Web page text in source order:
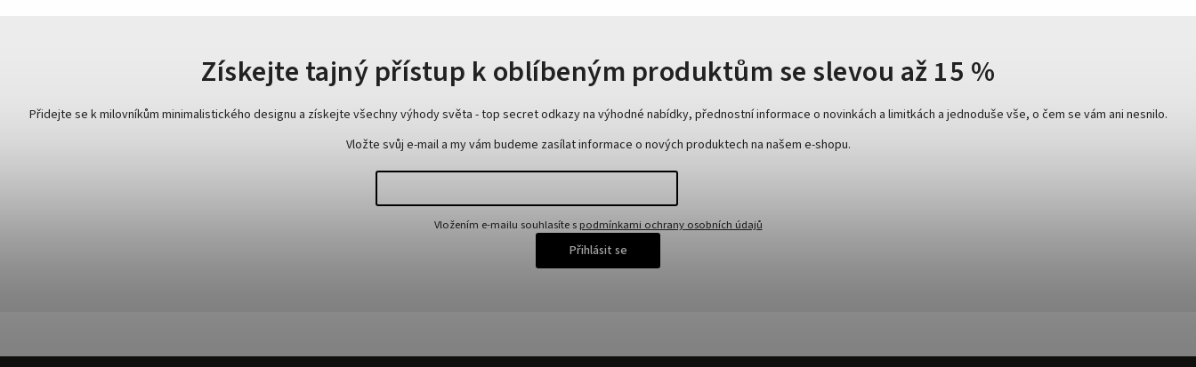
Získejte tajný přístup k oblíbeným produktům se slevou až 15 %
Přidejte se k milovníkům minimalistického designu a získejte všechny výhody světa - top secret odkazy na výhodné nabídky, přednostní informace o novinkách a limitkách a jednoduše vše, o čem se vám ani nesnilo.
Vložte svůj e-mail a my vám budeme zasílat informace o nových produktech na našem e-shopu.
Vložením e-mailu souhlasíte s podmínkami ochrany osobních údajů
Přihlásit se